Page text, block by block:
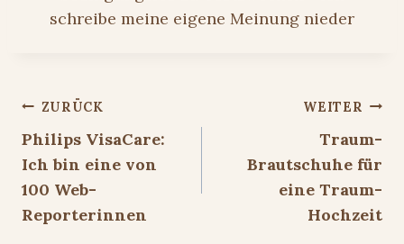
Beitragsnavigation
ZURÜCK
Philips VisaCare:
Ich bin eine von
100 Web-
Reporterinnen
WEITER
Traum-
Brautschuhe für
eine Traum-
Hochzeit